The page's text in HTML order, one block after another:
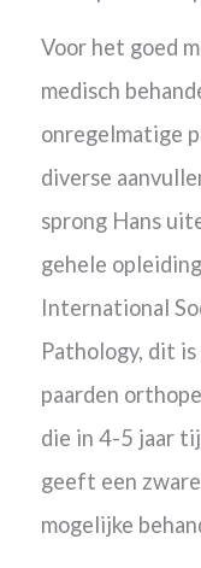
Voor het goed
medisch
onregelmatige
diverse
sprong Hans
gehele
International
Pathology, dit
paarden
die in 4-5 jaar
geeft een
mogelijke